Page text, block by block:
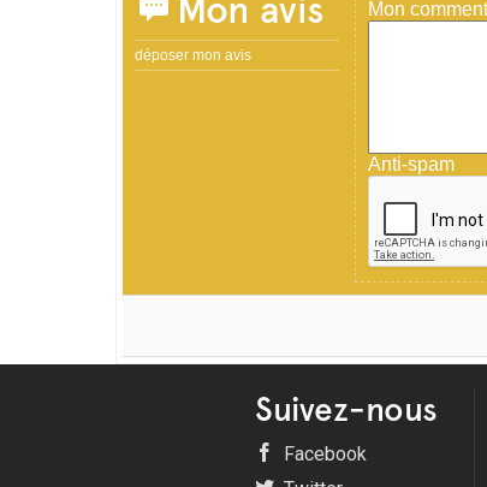
Mon avis
déposer mon avis
Mon
Anti-spam
Suivez-nous
Facebook